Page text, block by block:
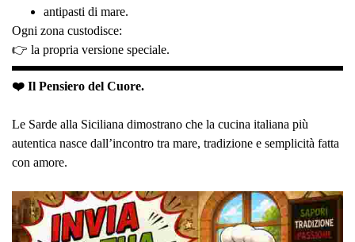
antipasti di mare.
Ogni zona custodisce:
👉 la propria versione speciale.
❤️ Il Pensiero del Cuore.
Le Sarde alla Siciliana dimostrano che la cucina italiana più
autentica nasce dall’incontro tra mare, tradizione e semplicità fatta
con amore.